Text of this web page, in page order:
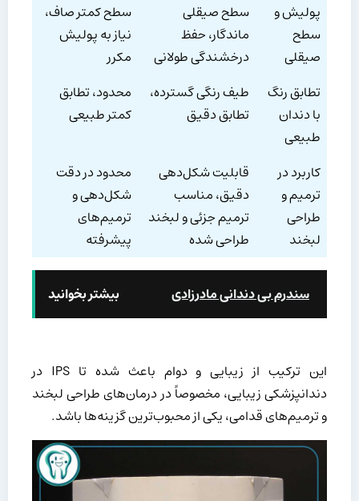
پولیش و
سطح
صیقلی
سطح صیقلی
ماندگار، حفظ
درخشندگی طولانی
سطح کمتر صاف،
نیاز به پولیش
مکرر
تطابق رنگ
با دندان
طبیعی
طیف رنگی گسترده،
تطابق دقیق
محدود، تطابق
کمتر طبیعی
کاربرد در
ترمیم و
طراحی
لبخند
قابلیت شکل‌دهی
دقیق، مناسب
ترمیم جزئی و لبخند
طراحی شده
محدود در دقت
شکل‌دهی و
ترمیم‌های
پیشرفته
بیشتر بخوانید سندرم بی دندانی مادرزادی
این ترکیب از زیبایی و دوام باعث شده تا IPS در
دندانپزشکی زیبایی، مخصوصاً در درمان‌های طراحی لبخند
و ترمیم‌های قدامی، یکی از محبوب‌ترین گزینه‌ها باشد.